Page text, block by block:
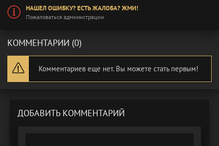
НАШЕЛ ОШИБКУ? ЕСТЬ ЖАЛОБА? ЖМИ!
Пожаловаться администрации
КОММЕНТАРИИ (0)
Комментариев еще нет. Вы можете стать первым!
ДОБАВИТЬ КОММЕНТАРИЙ